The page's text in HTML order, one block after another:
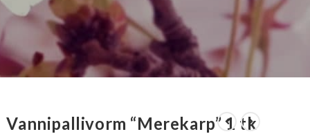
Vannipallivorm “Merekarp” 1 tk